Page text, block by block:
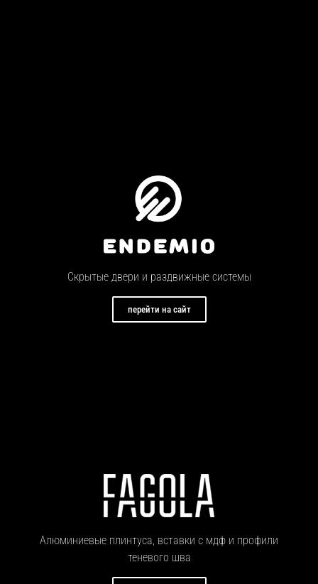
Скрытые двери и раздвижные системы
перейти на сайт
Алюминиевые плинтуса, вставки с мдф и профили
теневого шва